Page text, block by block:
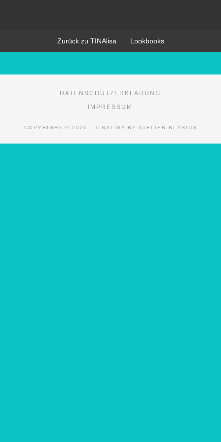
Zurück zu TINAlisa Lookbooks
DATENSCHUTZERKLÄRUNG
IMPRESSUM
COPYRIGHT © 2026 · TINALISA BY ATELIER BLASIUS